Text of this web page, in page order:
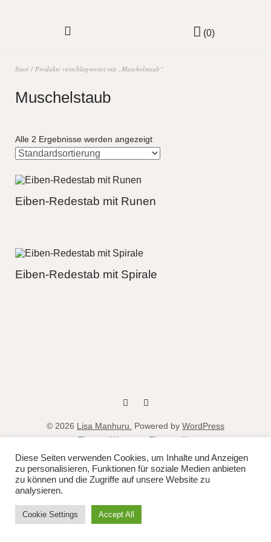
(0)
Start / Produkte verschlagwortet mit „Muschelstaub“
Muschelstaub
Alle 2 Ergebnisse werden angezeigt
Eiben-Redestab mit Runen
Eiben-Redestab mit Spirale
fb instag
© 2026 Lisa Manhuru. Powered by WordPress
Theme: Weta vonElmastudio.
Diese Seiten verwenden Cookies, um Inhalte und Anzeigen
zu personalisieren, Funktionen für soziale Medien anbieten
zu können und die Zugriffe auf unsere Website zu
analysieren.
Cookie Settings Accept All